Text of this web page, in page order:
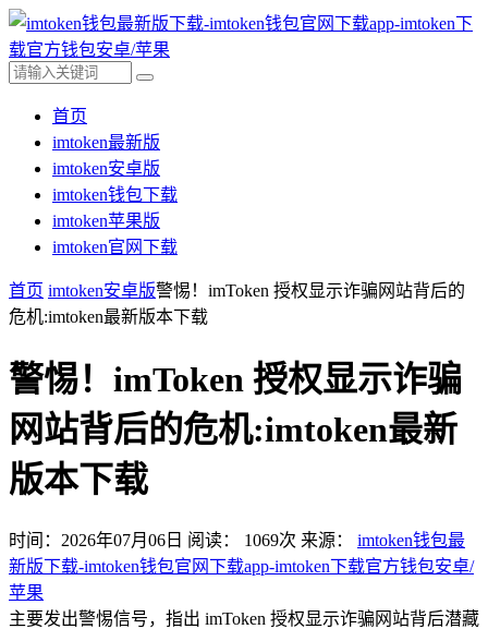
首页
imtoken最新版
imtoken安卓版
imtoken钱包下载
imtoken苹果版
imtoken官网下载
首页 imtoken安卓版警惕！imToken 授权显示诈骗网站背后的
危机:imtoken最新版本下载
警惕！imToken 授权显示诈骗
网站背后的危机:imtoken最新
版本下载
时间：2026年07月06日 阅读： 1069次 来源： imtoken钱包最
新版下载-imtoken钱包官网下载app-imtoken下载官方钱包安卓/
苹果
主要发出警惕信号，指出 imToken 授权显示诈骗网站背后潜藏